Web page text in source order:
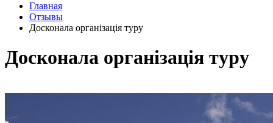
Главная
Отзывы
Досконала організація туру
Досконала організація туру